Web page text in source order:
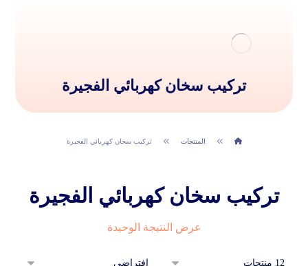
تركيب سخان كهربائي الفجيرة
المنتجات تركيب سخان كهربائي الفجيرة
تركيب سخان كهربائي الفجيرة
عرض النتيجة الوحيدة